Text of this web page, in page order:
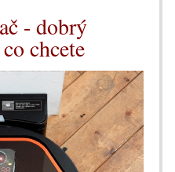
- dobrý
chcete